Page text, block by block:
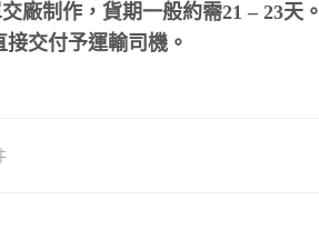
廠制作，貨期一般約需21 – 23天。
交付予運輸司機。